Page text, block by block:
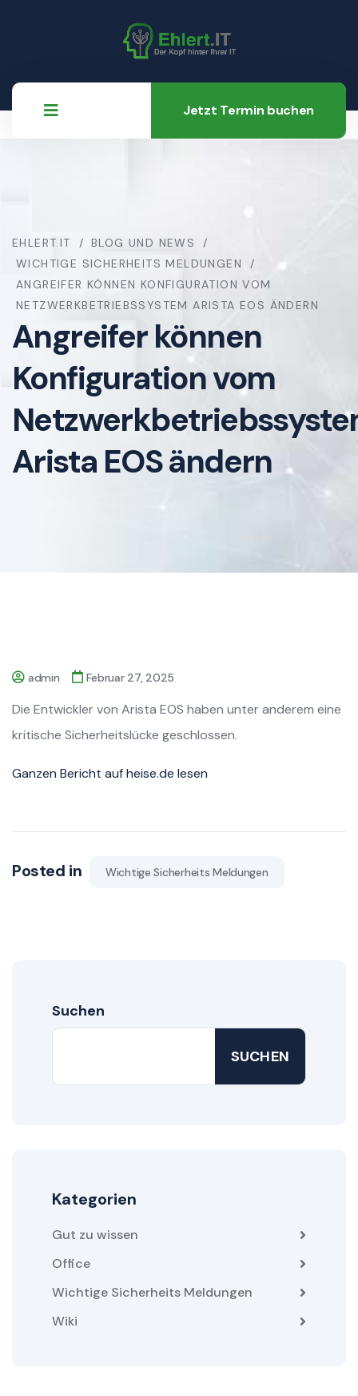
Jetzt Termin buchen
EHLERT.IT
BLOG UND NEWS
WICHTIGE SICHERHEITS MELDUNGEN
ANGREIFER KÖNNEN KONFIGURATION VOM
NETZWERKBETRIEBSSYSTEM ARISTA EOS ÄNDERN
Angreifer können
Konfiguration vom
Arista EOS ändern
admin Februar 27, 2025
Die Entwickler von Arista EOS haben unter anderem eine
kritische Sicherheitslücke geschlossen.
Ganzen Bericht auf heise.de lesen
Posted in Wichtige Sicherheits Meldungen
Suchen
SUCHEN
Kategorien
Gut zu wissen
Office
Wichtige Sicherheits Meldungen
Wiki